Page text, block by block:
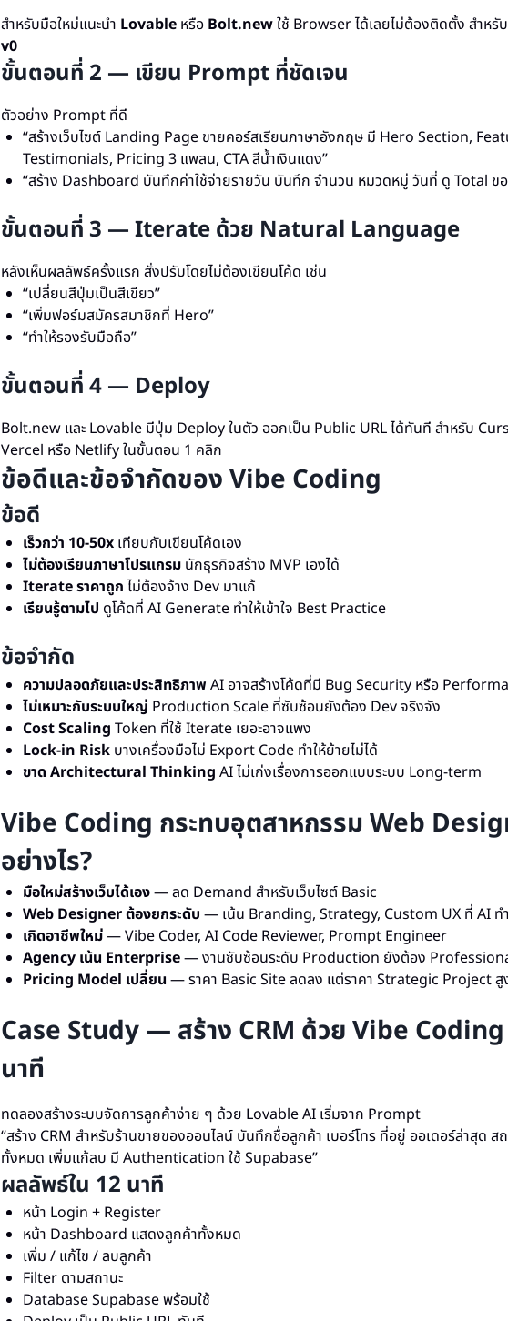
สำหรับมือใหม่แนะนำ Lovableหรือ Bolt.newใช้ Browser ได้เลยไม่ต้องติดตั้ง สำหรั
v0
ขั้นตอนที่ 2 — เขียน Prompt ที่ชัดเจน
ตัวอย่าง Prompt ที่ดี
“สร้างเว็บไซต์ Landing Page ขายคอร์สเรียนภาษาอังกฤษ มี Hero Section,
Testimonials, Pricing 3 แพลน, CTA สีน้ำเงินแดง”
“สร้าง Dashboard บันทึกค่าใช้จ่ายรายวัน บันทึก จำนวน หมวดหมู่ วันที่ ดู Total ข
ขั้นตอนที่ 3 — Iterate ด้วย Natural Language
หลังเห็นผลลัพธ์ครั้งแรก สั่งปรับโดยไม่ต้องเขียนโค้ด เช่น
“เปลี่ยนสีปุ่มเป็นสีเขียว”
“เพิ่มฟอร์มสมัครสมาชิกที่ Hero”
“ทำให้รองรับมือถือ”
ขั้นตอนที่ 4 — Deploy
Bolt.new และ Lovable มีปุ่ม Deploy ในตัว ออกเป็น Public URL ได้ทันที สำหรับ
Vercel หรือ Netlify ในขั้นตอน 1 คลิก
ข้อดีและข้อจำกัดของ Vibe Coding
ข้อดี
เร็วกว่า 10-50xเทียบกับเขียนโค้ดเอง
ไม่ต้องเรียนภาษาโปรแกรมนักธุรกิจสร้าง MVP เองได้
Iterate ราคาถูก ไม่ต้องจ้าง Dev มาแก้
เรียนรู้ตามไป ดูโค้ดที่ AI Generate ทำให้เข้าใจ Best Practice
ข้อจำกัด
ความปลอดภัยและประสิทธิภาพ AI อาจสร้างโค้ดที่มี Bug Security หรือ
ไม่เหมาะกับระบบใหญ่ Production Scale ที่ซับซ้อนยังต้อง Dev จริงจัง
Cost Scaling Token ที่ใช้ Iterate เยอะอาจแพง
Lock-in Riskบางเครื่องมือไม่ Export Code ทำให้ย้ายไม่ได้
ขาด Architectural Thinking AI ไม่เก่งเรื่องการออกแบบระบบ Long-term
Vibe Coding กระทบอุตสาหกรรม Web
อย่างไร?
มือใหม่สร้างเว็บได้เอง— ลด Demand สำหรับเว็บไซต์ Basic
Web Designer ต้องยกระดับ — เน้น Branding, Strategy, Custom UX ที่ AI ทำ
เกิดอาชีพใหม่— Vibe Coder, AI Code Reviewer, Prompt Engineer
Agency เน้น Enterprise— งานซับซ้อนระดับ Production ยังต้อง
Pricing Model เปลี่ยน — ราคา Basic Site ลดลง แต่ราคา Strategic Project สู
Case Study — สร้าง CRM ด้วย Vibe Coding
นาที
ทดลองสร้างระบบจัดการลูกค้าง่าย ๆ ด้วย Lovable AI เริ่มจาก Prompt
“สร้าง CRM สำหรับร้านขายของออนไลน์ บันทึกชื่อลูกค้า เบอร์โทร ที่อยู่ ออเดอร์ล่าสุด ส
ทั้งหมด เพิ่มแก้ลบ มี Authentication ใช้ Supabase”
ผลลัพธ์ใน 12 นาที
หน้า Login + Register
หน้า Dashboard แสดงลูกค้าทั้งหมด
เพิ่ม / แก้ไข / ลบลูกค้า
Filter ตามสถานะ
Database Supabase พร้อมใช้